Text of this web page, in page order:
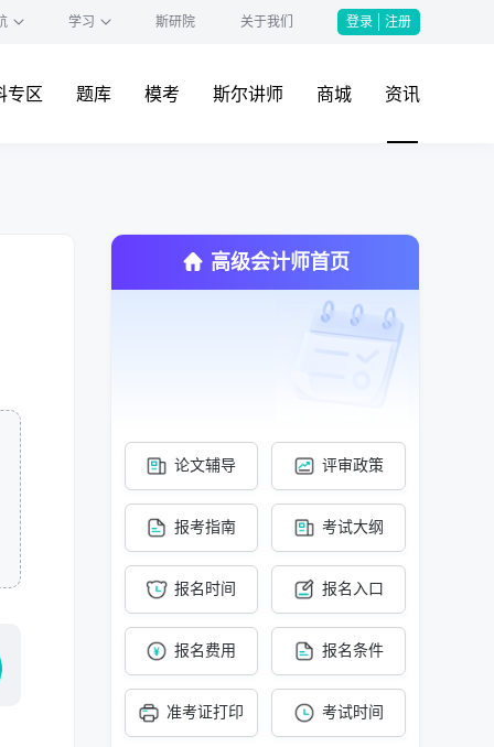
学习 斯研院 关于我们 登录 注册
专区 题库 模考 斯尔讲师 商城 资讯
高级会计师首页
论文辅导 评审政策
报考指南 考试大纲
报名时间 报名入口
报名费用 报名条件
准考证打印 考试时间